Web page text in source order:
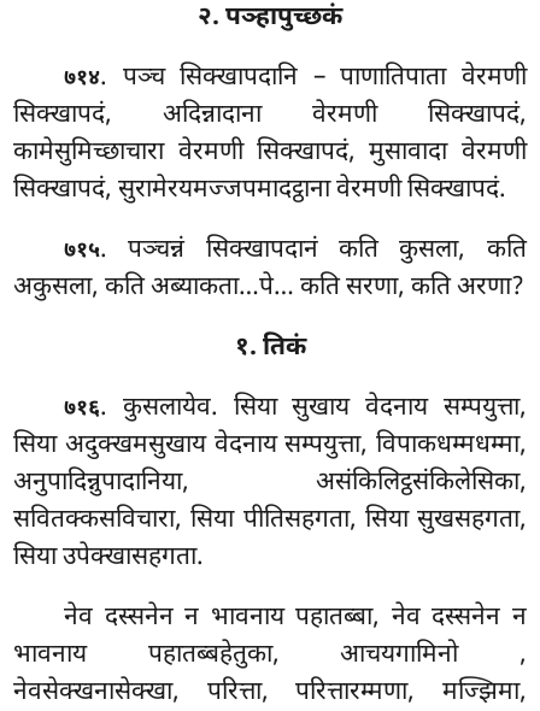
२. पञ्हापुच्छकं
७१४. पञ्च सिक्खापदानि – पाणातिपाता वेरमणी
सिक्खापदं, अदिन्नादाना वेरमणी सिक्खापदं,
कामेसुमिच्छाचारा वेरमणी सिक्खापदं, मुसावादा वेरमणी
सिक्खापदं, सुरामेरयमज्जपमादट्ठाना वेरमणी सिक्खापदं.
७१५. पञ्चन्नं सिक्खापदानं कति कुसला, कति
अकुसला, कति अब्याकता…पे… कति सरणा, कति अरणा?
१. तिकं
७१६. कुसलायेव. सिया सुखाय वेदनाय सम्पयुत्ता,
सिया अदुक्खमसुखाय वेदनाय सम्पयुत्ता, विपाकधम्मधम्मा,
अनुपादिन्नुपादानिया, असंकिलिट्ठसंकिलेसिका,
सवितक्कसविचारा, सिया पीतिसहगता, सिया सुखसहगता,
सिया उपेक्खासहगता.
नेव दस्सनेन न भावनाय पहातब्बा, नेव दस्सनेन न
भावनाय पहातब्बहेतुका, आचयगामिनो ,
नेवसेक्खनासेक्खा, परित्ता, परित्तारम्मणा, मज्झिमा,